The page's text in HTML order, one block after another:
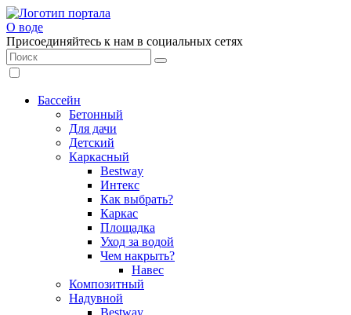
О воде
Присоединяйтесь к нам в социальных сетях
Бассейн
Бетонный
Для дачи
Детский
Каркасный
Bestway
Интекс
Как выбрать?
Каркас
Площадка
Уход за водой
Чем накрыть?
Навес
Композитный
Надувной
Bestway